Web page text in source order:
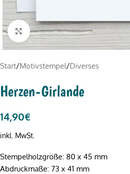
Click to enlarge
Start/Motivstempel/Diverses
Herzen-Girlande
14,90€
inkl. MwSt.
Stempelholzgröße: 80 x 45 mm
Abdruckmaße: 73 x 41 mm